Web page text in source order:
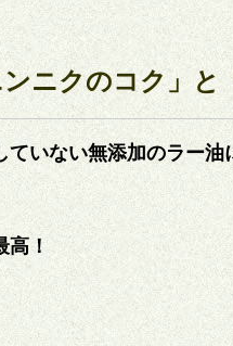
ニクのコク」と
いない無添加のラー油
！